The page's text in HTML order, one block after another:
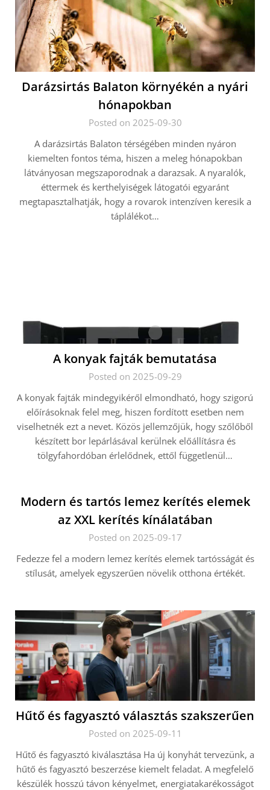
Darázsirtás Balaton környékén a nyári
hónapokban
Posted on 2025-09-30
A darázsirtás Balaton térségében minden nyáron
kiemelten fontos téma, hiszen a meleg hónapokban
látványosan megszaporodnak a darazsak. A nyaralók,
éttermek és kerthelyiségek látogatói egyaránt
megtapasztalhatják, hogy a rovarok intenzíven keresik a
táplálékot…
A konyak fajták bemutatása
Posted on 2025-09-29
A konyak fajták mindegyikéről elmondható, hogy szigorú
előírásoknak felel meg, hiszen fordított esetben nem
viselhetnék ezt a nevet. Közös jellemzőjük, hogy szőlőből
készített bor lepárlásával kerülnek előállításra és
tölgyfahordóban érlelődnek, ettől függetlenül…
Modern és tartós lemez kerítés elemek
az XXL kerítés kínálatában
Posted on 2025-09-17
Fedezze fel a modern lemez kerítés elemek tartósságát és
stílusát, amelyek egyszerűen növelik otthona értékét.
Hűtő és fagyasztó választás szakszerűen
Posted on 2025-09-11
Hűtő és fagyasztó kiválasztása Ha új konyhát tervezünk, a
hűtő és fagyasztó beszerzése kiemelt feladat. A megfelelő
készülék hosszú távon kényelmet, energiatakarékosságot